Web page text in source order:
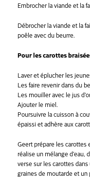
Embrocher la viande et la
Débrocher la viande et la
poêle avec du beurre.
Pour les carottes
Laver et éplucher les
Les faire revenir dans du
Les mouiller avec le jus
Ajouter le miel.
Poursuivre la cuisson à
épaissi et adhère aux
Geert prépare les carottes
réalise un mélange d’eau,
verse sur les carottes
graines de moutarde et